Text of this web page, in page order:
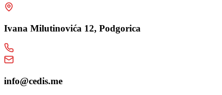
Ivana Milutinovića 12, Podgorica
info@cedis.me